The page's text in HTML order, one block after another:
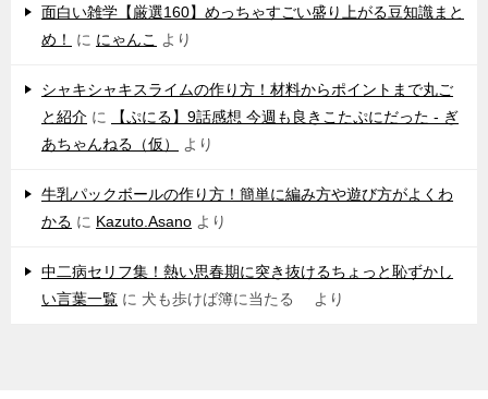
‌面白い雑学【厳選160】めっちゃすごい盛り上がる豆知識まと
め！
に にゃんこ より
シャキシャキスライムの作り方！材料からポイントまで丸ご
と紹介 に
【ぷにる】9話感想 今週も良きこたぷにだった - ぎ
あちゃんねる（仮）
より
牛乳パックボールの作り方！簡単に編み方や遊び方がよくわ
かる に Kazuto.Asano より
中二病セリフ集！熱い思春期に突き抜けるちょっと恥ずかし
い言葉一覧 に 犬も歩けば簿に当たる より